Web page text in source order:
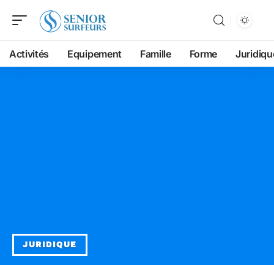
Activités Equipement Famille Forme
JURIDIQUE